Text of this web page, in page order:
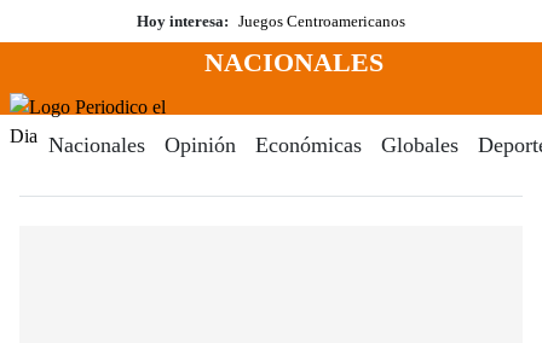
al
Hoy interesa: Juegos Centroamericanos
Menú
NACIONALES
Nacionales Opinión Económicas Globales